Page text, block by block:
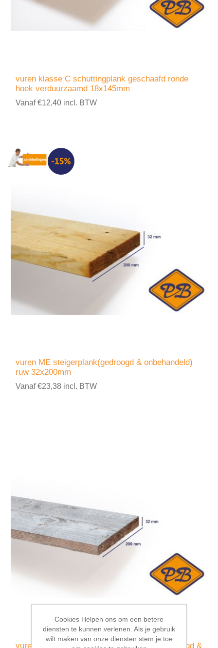
vuren klasse C schuttingplank geschaafd ronde
hoek verduurzaamd 18x145mm
Vanaf €12,40 incl. BTW
vuren ME steigerplank(gedroogd & onbehandeld)
ruw 32x200mm
Vanaf €23,38 incl. BTW
vuren ME oud gemaakt steigerhout ruw gedroogd &
Cookies Helpen ons om een betere
diensten te kunnen verlenen. Als je gebruik
wilt maken van onze diensten stem je toe